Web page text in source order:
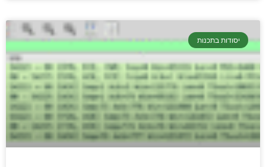
יסודות בתכנות